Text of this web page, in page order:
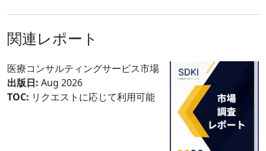
関連レポート
医療コンサルティングサービス市場
出版日: Aug 2026
TOC: リクエストに応じて利用可能